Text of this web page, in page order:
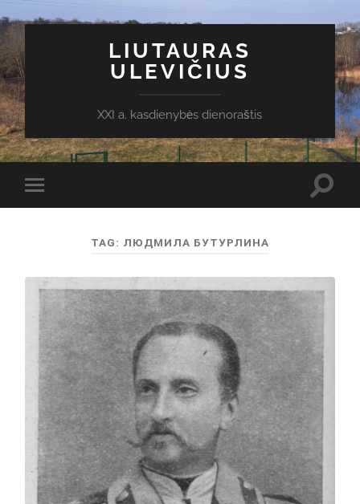
LIUTAURAS
ULEVIČIUS
XXI a. kasdienybės dienoraštis
Toggle
mobile
TAG: ЛЮДМИЛА БУТУРЛИНА